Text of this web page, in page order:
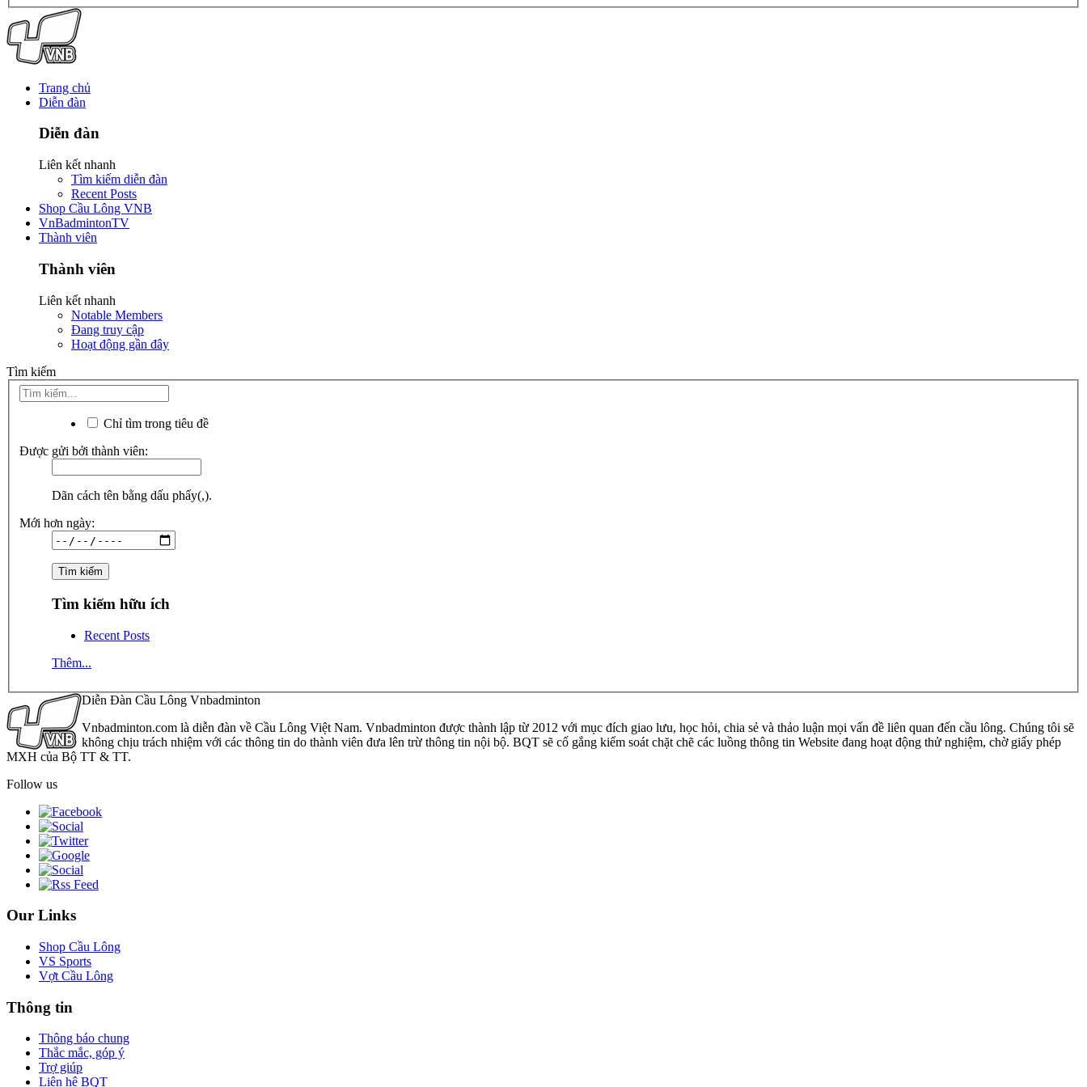
Trang chủ
Diễn đàn
Diễn đàn
Liên kết nhanh
Tìm kiếm diễn đàn
Recent Posts
Shop Cầu Lông VNB
VnBadmintonTV
Thành viên
Thành viên
Liên kết nhanh
Notable Members
Đang truy cập
Hoạt động gần đây
Tìm kiếm
Chỉ tìm trong tiêu đề
Được gửi bởi thành viên:
Dãn cách tên bằng dấu phẩy(,).
Mới hơn ngày:
Tìm kiếm hữu ích
Recent Posts
Thêm...
Diễn Đàn Cầu Lông Vnbadminton
Vnbadminton.com là diễn đàn về Cầu Lông Việt Nam. Vnbadminton được thành lập từ 2012 với mục đích giao lưu, học hỏi, chia sẻ và thảo luận mọi vấn đề liên quan đến cầu lông. Chúng tôi sẽ
không chịu trách nhiệm với các thông tin do thành viên đưa lên trừ thông tin nội bộ. BQT sẽ cố gắng kiểm soát chặt chẽ các luồng thông tin Website đang hoạt động thử nghiệm, chờ giấy phép
MXH của Bộ TT & TT.
Follow us
Our Links
Shop Cầu Lông
VS Sports
Vợt Cầu Lông
Thông tin
Thông báo chung
Thắc mắc, góp ý
Trợ giúp
Liên hệ BQT